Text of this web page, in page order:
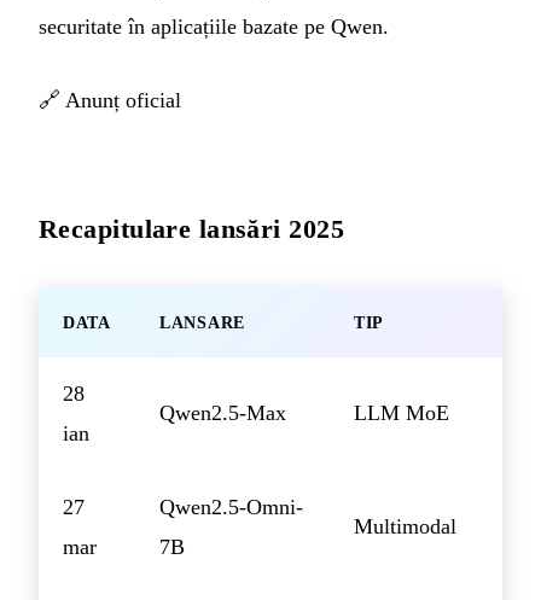
securitate în aplicațiile bazate pe Qwen.
🔗 Anunț oficial
Recapitulare lansări 2025
DATA LANSARE TIP
28
ian
Qwen2.5-Max LLM MoE
27
mar
Qwen2.5-Omni-
7B
Multimodal